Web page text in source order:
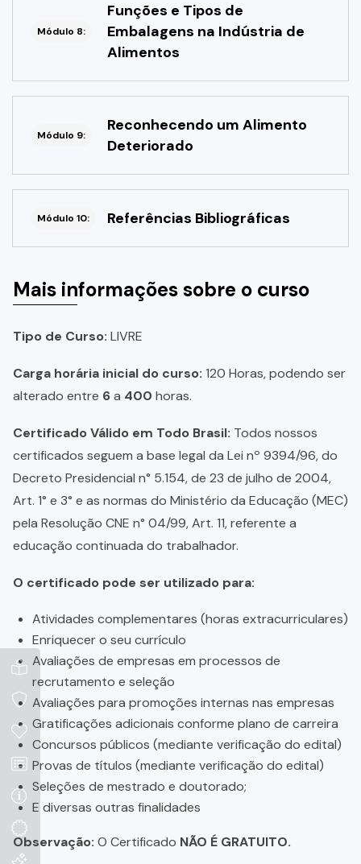
Módulo 8:
Funções e Tipos de
Embalagens na Indústria de
Alimentos
Módulo 9:
Reconhecendo um Alimento
Deteriorado
Módulo 10: Referências Bibliográficas
Mais informações sobre o curso
Tipo de Curso: LIVRE
Carga horária inicial do curso: 120 Horas, podendo ser
alterado entre 6a 400 horas.
Certificado Válido em Todo Brasil: Todos nossos
certificados seguem a base legal da Lei nº 9394/96, do
Decreto Presidencial n° 5.154, de 23 de julho de 2004,
Art. 1° e 3° e as normas do Ministério da Educação (MEC)
pela Resolução CNE n° 04/99, Art. 11, referente a
educação continuada do trabalhador.
O certificado pode ser utilizado para:
Atividades complementares (horas extracurriculares)
Enriquecer o seu currículo
Avaliações de empresas em processos de
recrutamento e seleção
Avaliações para promoções internas nas empresas
Gratificações adicionais conforme plano de carreira
Concursos públicos (mediante verificação do edital)
Provas de títulos (mediante verificação do edital)
Seleções de mestrado e doutorado;
E diversas outras finalidades
Observação: O Certificado NÃO É GRATUITO.